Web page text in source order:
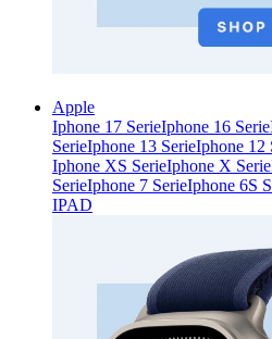
Apple
Iphone 17 SerieIphone 16 Serie
SerieIphone 13 SerieIphone 12
Iphone XS SerieIphone X Serie
SerieIphone 7 SerieIphone 6S
IPAD